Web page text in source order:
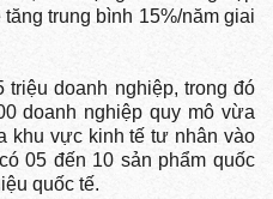
trung bình 15%/năm giai
doanh nghiệp, trong đó
doanh nghiệp quy mô vừa
khu vực kinh tế tư nhân vào
05 đến 10 sản phẩm quốc
quốc tế.